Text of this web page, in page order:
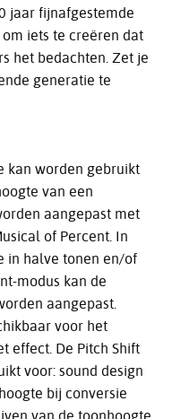
jaar fijnafgestemde
iets te creëren dat
het bedachten. Zet je
generatie te
kan worden gebruikt
van een
aangepast met
of Percent. In
in halve tonen en/of
modus kan de
aangepast.
voor het
effect. De Pitch Shift
voor: sound design
bij conversie